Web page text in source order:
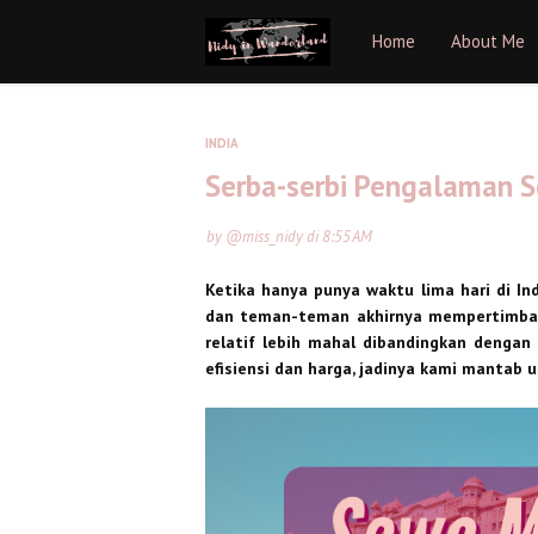
Home About Me
INDIA
Serba-serbi Pengalaman
by @miss_nidydi8:55 AM
Ketika hanya punya waktu lima hari di
dan teman-teman akhirnya
relatif lebih mahal dibandingkan
efisiensi dan harga, jadinya kami mantab